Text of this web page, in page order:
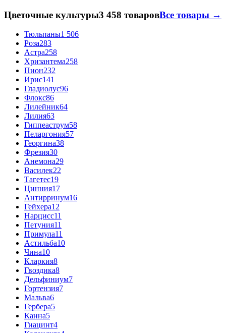
Цветочные культуры3 458 товаровВсе товары →
Тюльпаны1 506
Роза283
Астра258
Хризантема258
Пион232
Ирис141
Гладиолус96
Флокс86
Лилейник64
Лилия63
Гиппеаструм58
Пеларгония57
Георгина38
Фрезия30
Анемона29
Василек22
Тагетес19
Цинния17
Антирринум16
Гейхера12
Нарцисс11
Петуния11
Примула11
Астильба10
Чина10
Кларкия8
Гвоздика8
Дельфиниум7
Гортензия7
Мальва6
Гербера5
Канна5
Гиацинт4